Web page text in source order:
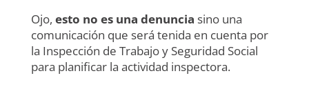
Ojo, esto no es una denuncia sino una
comunicación que será tenida en cuenta por
la Inspección de Trabajo y Seguridad Social
para planificar la actividad inspectora.